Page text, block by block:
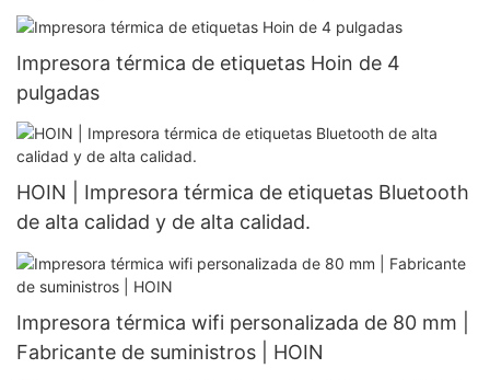
Impresora de alarma de cocina de 80 mm.
Impresora térmica de etiquetas Hoin de 4
pulgadas
HOIN | Impresora térmica de etiquetas Bluetooth
de alta calidad y de alta calidad.
Impresora térmica wifi personalizada de 80 mm |
Fabricante de suministros | HOIN